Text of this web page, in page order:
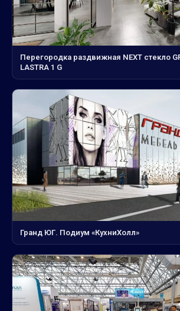
Перегородка раздвижная NEXT стекло
LASTRA 1 G
Гранд ЮГ. Подиум «КухниХолл»